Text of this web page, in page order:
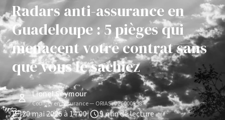
Radars anti-assurance en
Guadeloupe : 5 pièges qui
menacent votre contrat sans
que vous le sachiez
Lionel Seymour
Courtier en assurance — ORIAS n°26000958
|
20 mai 2026 à 14:00| 9 min de lecture